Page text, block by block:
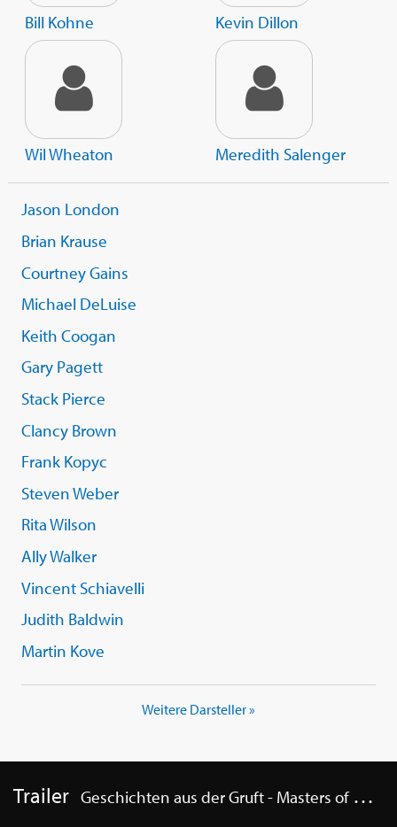
Bill Kohne Kevin Dillon
Wil Wheaton Meredith Salenger
Jason London
Brian Krause
Courtney Gains
Michael DeLuise
Keith Coogan
Gary Pagett
Stack Pierce
Clancy Brown
Frank Kopyc
Steven Weber
Rita Wilson
Ally Walker
Vincent Schiavelli
Judith Baldwin
Martin Kove
Weitere Darsteller »
Trailer Geschichten aus der Gruft - Masters of Horror 5